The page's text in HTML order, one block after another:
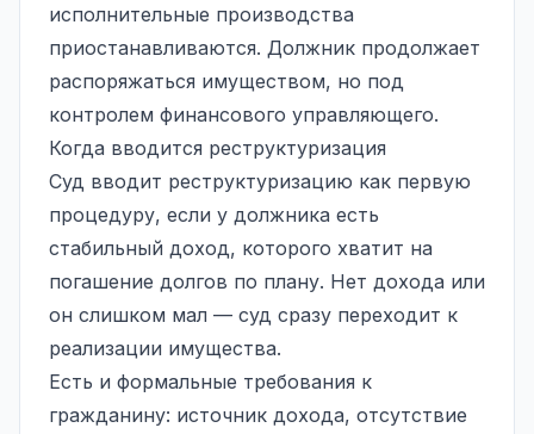
исполнительные производства
приостанавливаются. Должник продолжает
распоряжаться имуществом, но под
контролем финансового управляющего.
Когда вводится реструктуризация
Суд вводит реструктуризацию как первую
процедуру, если у должника есть
стабильный доход, которого хватит на
погашение долгов по плану. Нет дохода или
он слишком мал — суд сразу переходит к
реализации имущества.
Есть и формальные требования к
гражданину: источник дохода, отсутствие